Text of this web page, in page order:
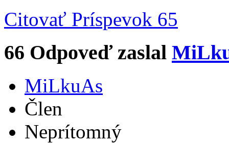
Citovať Príspevok 65
66 Odpoveď zaslal
MiLkuAs
Člen
Neprítomný